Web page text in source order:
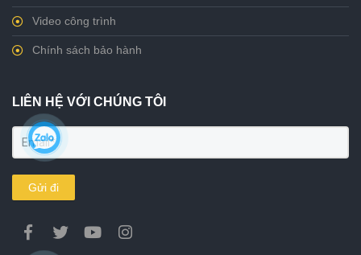
Video công trình
Chính sách bảo hành
LIÊN HỆ VỚI CHÚNG TÔI
Gửi đi